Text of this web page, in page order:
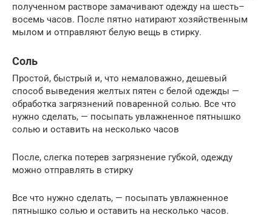
полученном растворе замачивают одежду на шесть–
восемь часов. После пятно натирают хозяйственным
мылом и отправляют белую вещь в стирку.
Соль
Простой, быстрый и, что немаловажно, дешевый
способ выведения желтых пятен с белой одежды —
обработка загрязнений поваренной солью. Все что
нужно сделать, — посыпать увлажненное пятнышко
солью и оставить на несколько часов
После, слегка потерев загрязнение губкой, одежду
можно отправлять в стирку
Все что нужно сделать, — посыпать увлажненное
пятнышко солью и оставить на несколько часов.